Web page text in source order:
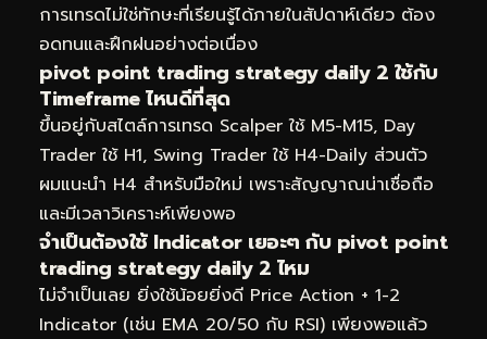
การเทรดไม่ใช่ทักษะที่เรียนรู้ได้ภายในสัปดาห์เดียว ต้อง
อดทนและฝึกฝนอย่างต่อเนื่อง
pivot point trading strategy daily 2 ใช้กับ
Timeframe ไหนดีที่สุด
ขึ้นอยู่กับสไตล์การเทรด Scalper ใช้ M5-M15, Day
Trader ใช้ H1, Swing Trader ใช้ H4-Daily ส่วนตัว
ผมแนะนำ H4 สำหรับมือใหม่ เพราะสัญญาณน่าเชื่อถือ
และมีเวลาวิเคราะห์เพียงพอ
จำเป็นต้องใช้ Indicator เยอะๆ กับ pivot point
trading strategy daily 2 ไหม
ไม่จำเป็นเลย ยิ่งใช้น้อยยิ่งดี Price Action + 1-2
Indicator (เช่น EMA 20/50 กับ RSI) เพียงพอแล้ว